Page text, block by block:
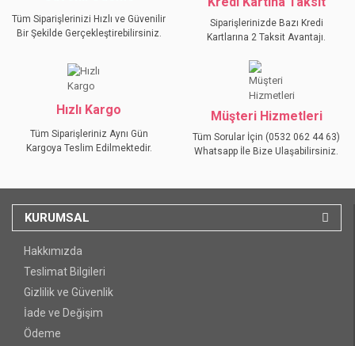
Tüm Siparişlerinizi Hızlı ve Güvenilir
Bir Şekilde Gerçekleştirebilirsiniz.
Siparişlerinizde Bazı Kredi
Kartlarına 2 Taksit Avantajı.
Hızlı Kargo
Tüm Siparişleriniz Aynı Gün
Kargoya Teslim Edilmektedir.
Müşteri Hizmetleri
Tüm Sorular İçin (0532 062 44 63)
Whatsapp İle Bize Ulaşabilirsiniz.
KURUMSAL
Hakkımızda
Teslimat Bilgileri
Gizlilik ve Güvenlik
İade ve Değişim
Ödeme